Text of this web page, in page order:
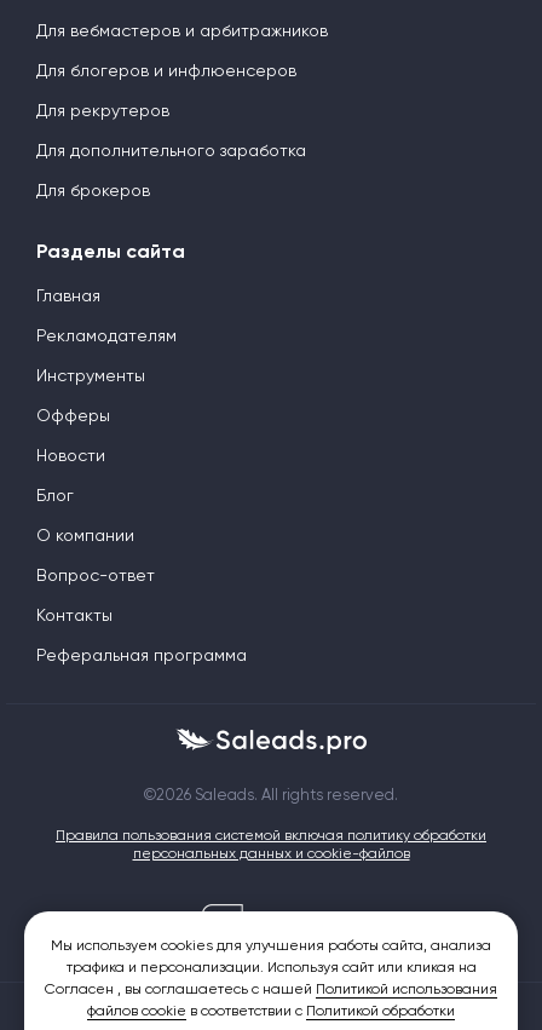
©2026 Saleads. All rights reserved.
Правила пользования системой включая политику обработки
персональных данных и cookie-файлов
Для вебмастеров и арбитражников
Для блогеров и инфлюенсеров
Для рекрутеров
Для дополнительного заработка
Для брокеров
Разделы сайта
Главная
Рекламодателям
Инструменты
Офферы
Новости
Блог
О компании
Вопрос-ответ
Контакты
Реферальная программа
Saleads.pro - это партнерская CPA сеть с широким выбором
Мы используем cookies для улучшения работы сайта, анализа
трафика и персонализации. Используя сайт или кликая на
Согласен , вы соглашаетесь с нашей Политикой использования
файлов cookie в соответствии с Политикой обработки